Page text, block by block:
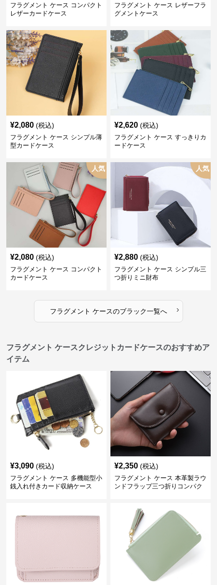
フラグメント ケース コンパクト
レザーカードケース
フラグメント ケース レザーフラ
グメントケース
¥2,080 (税込)
フラグメント ケース シンプル薄
型カードケース
¥2,620 (税込)
フラグメント ケース すっきりカ
ードケース
人気
¥2,080 (税込)
フラグメント ケース コンパクト
カードケース
人気
¥2,880 (税込)
フラグメント ケース シンプル三
つ折りミニ財布
フラグメント ケースのブラック一覧へ ›
フラグメント ケースクレジットカードケースのおすすめア
イテム
¥3,090 (税込)
フラグメント ケース 多機能型小
銭入れ付きカード収納ケース
¥2,350 (税込)
フラグメント ケース 本革製ラウ
ンドフラップ三つ折りコンパク